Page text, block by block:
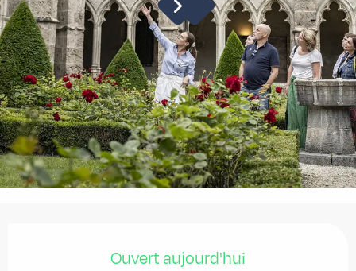
Ouvert aujourd'hui